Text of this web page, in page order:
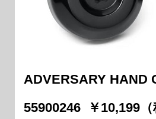
ADVERSARY HAND
55900246 ￥10,199（